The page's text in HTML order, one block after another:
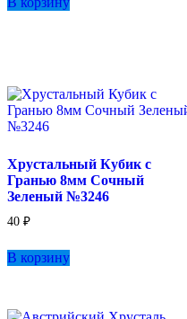
Хрустальный Кубик с
Гранью 8мм Сочный
Зеленый №3246
40 ₽
В корзину